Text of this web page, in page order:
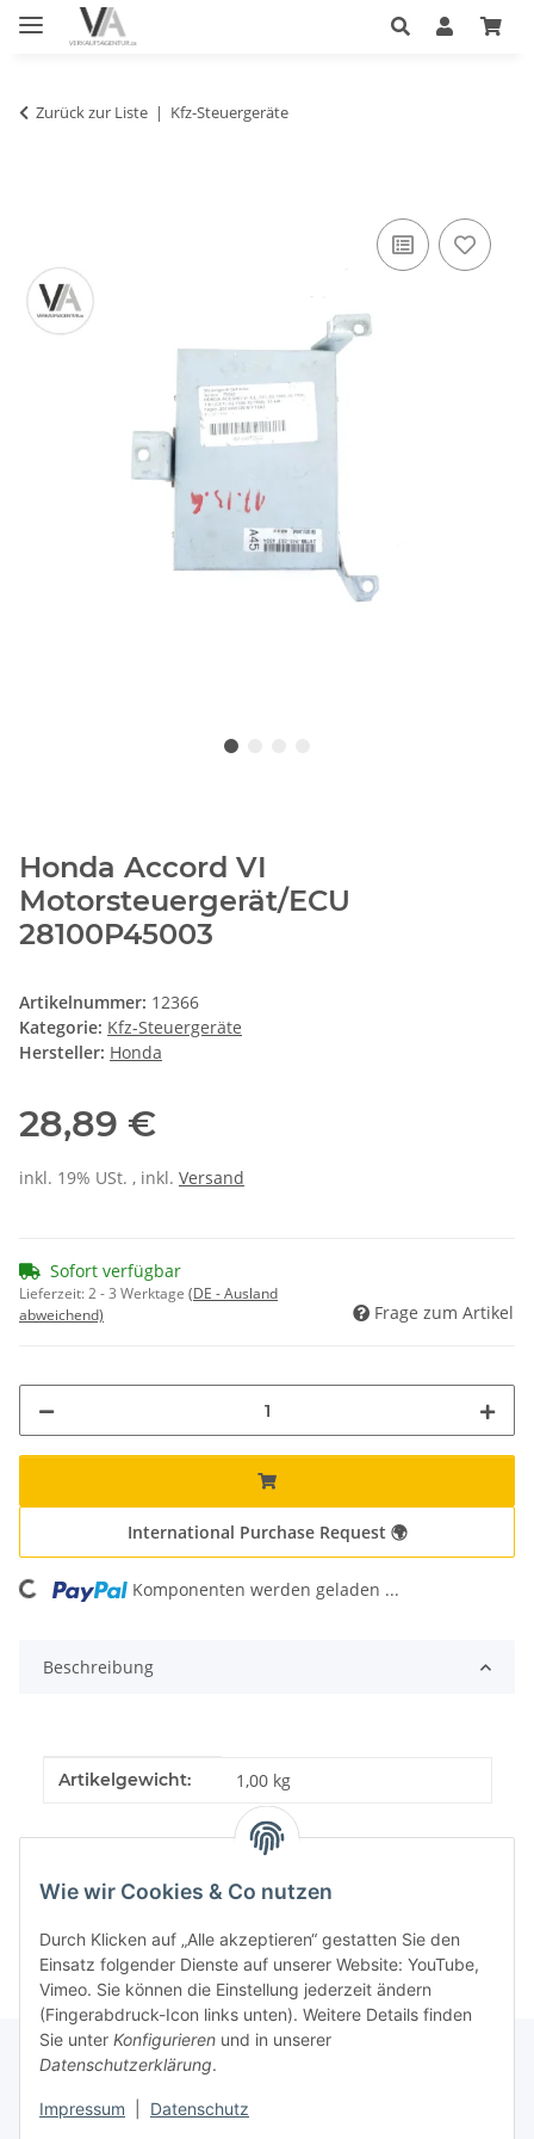
Wie wir Cookies & Co nutzen
Durch Klicken auf „Alle akzeptieren“ gestatten Sie den
Einsatz folgender Dienste auf unserer Website: YouTube,
Vimeo. Sie können die Einstellung jederzeit ändern
(Fingerabdruck-Icon links unten). Weitere Details finden
Sie unter Konfigurieren und in unserer
Datenschutzerklärung.
Impressum Datenschutz
Zurück zur Liste Kfz-Steuergeräte
Honda Accord VI
Motorsteuergerät/ECU
28100P45003
Artikelnummer: 12366
Kategorie: Kfz-Steuergeräte
Hersteller: Honda
28,89 €
inkl. 19% USt. , inkl. Versand
Sofort verfügbar
Lieferzeit:2 - 3 Werktage (DE - Ausland
abweichend)
Frage zum Artikel
International Purchase Request 🌍
Loading... Komponenten werden geladen ...
Beschreibung
Produkteigenschaft
Wert
Artikelgewicht: 1,00 kg
Informationen